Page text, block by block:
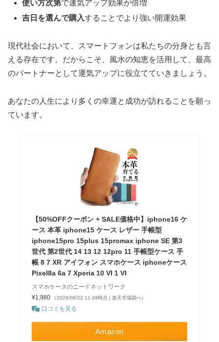
使い方次第で運気アップ効果が倍増
吉日を選んで購入することでより強い開運効果
現代社会において、スマートフォンは私たちの分身とも言
える存在です。だからこそ、風水の知恵を活用して、最高
のパートナーとして運気アップに役立てていきましょう。
あなたの人生により多くの幸運と成功が訪れることを願っ
ています。
【50%OFFクーポン + SALE価格中】iphone16 ケ
ース 本革 iphone15 ケース レザー 手帳型
iphone15pro 15plus 15promax iphone SE 第3
世代 第2世代 14 13 12 12pro 11 手帳型ケース 手
帳 8 7 XR アイフォン スマホケース iphoneケース
Pixel8a 6a 7 Xperia 10 VI 1 VI
スマホケースのニードネットワーク
¥1,980
（2026/06/22 11:49時点 | 楽天市場調べ）
口コミを見る
Amazon